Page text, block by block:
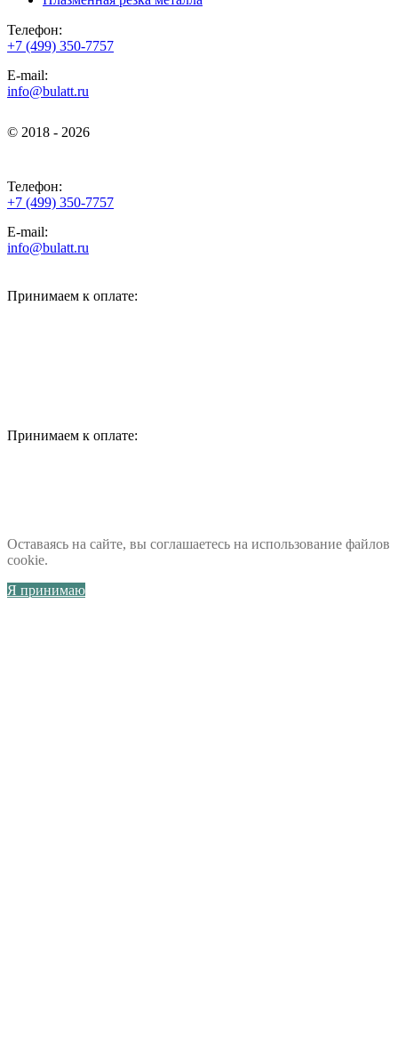
Телефон:
+7 (499) 350-7757
E-mail:
info@bulatt.ru
© 2018 - 2026
Телефон:
+7 (499) 350-7757
E-mail:
info@bulatt.ru
Принимаем к оплате:
Принимаем к оплате:
Оставаясь на сайте, вы соглашаетесь на использование файлов
cookie.
Я принимаю